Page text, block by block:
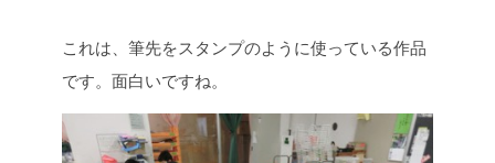
これは、筆先をスタンプのように使っている作品
です。面白いですね。